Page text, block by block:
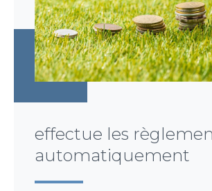
effectue les
automatiquement